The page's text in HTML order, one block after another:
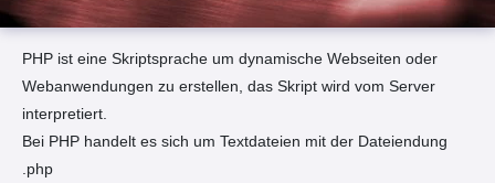
PHP ist eine Skriptsprache um dynamische Webseiten oder
Webanwendungen zu erstellen, das Skript wird vom Server
interpretiert.
Bei PHP handelt es sich um Textdateien mit der Dateiendung
.php